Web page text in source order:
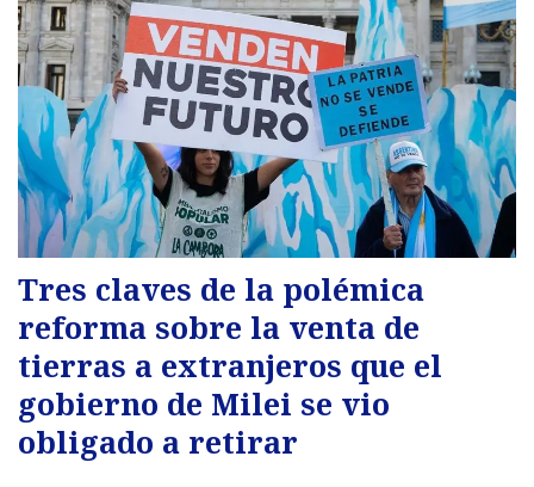
Tres claves de la polémica
reforma sobre la venta de
tierras a extranjeros que el
gobierno de Milei se vio
obligado a retirar